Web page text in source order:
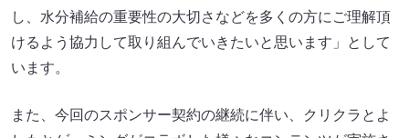
し、水分補給の重要性の大切さなどを多くの方にご理解頂
けるよう協力して取り組んでいきたいと思います」として
います。
また、今回のスポンサー契約の継続に伴い、クリクラとよ